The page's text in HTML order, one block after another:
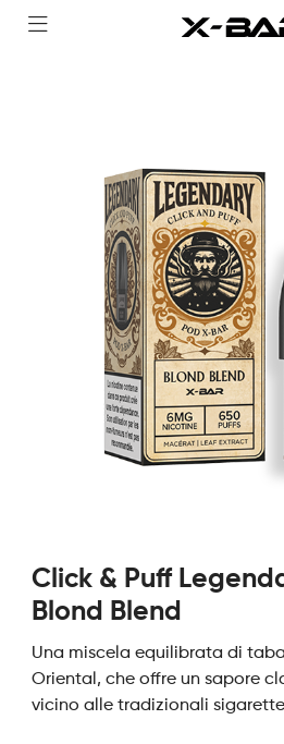
COLLECTIONS
CONTATTACI
DOMANDE FREQUENTI
DIVENTA UN GROSSISTA X-BAR
IL MIO ACCOUNT
Click & Puff
Blond Blend
Una miscela equilibrata di
Oriental, che offre un sapore
vicino alle tradizionali